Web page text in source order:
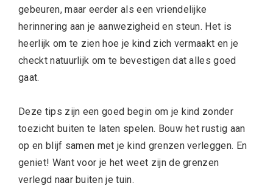
gebeuren, maar eerder als een vriendelijke
herinnering aan je aanwezigheid en steun. Het is
heerlijk om te zien hoe je kind zich vermaakt en je
checkt natuurlijk om te bevestigen dat alles goed
gaat.
Deze tips zijn een goed begin om je kind zonder
toezicht buiten te laten spelen. Bouw het rustig aan
op en blijf samen met je kind grenzen verleggen. En
geniet! Want voor je het weet zijn de grenzen
verlegd naar buiten je tuin.